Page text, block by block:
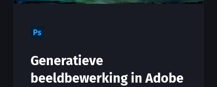
Generatieve
beeldbewerking in Adobe